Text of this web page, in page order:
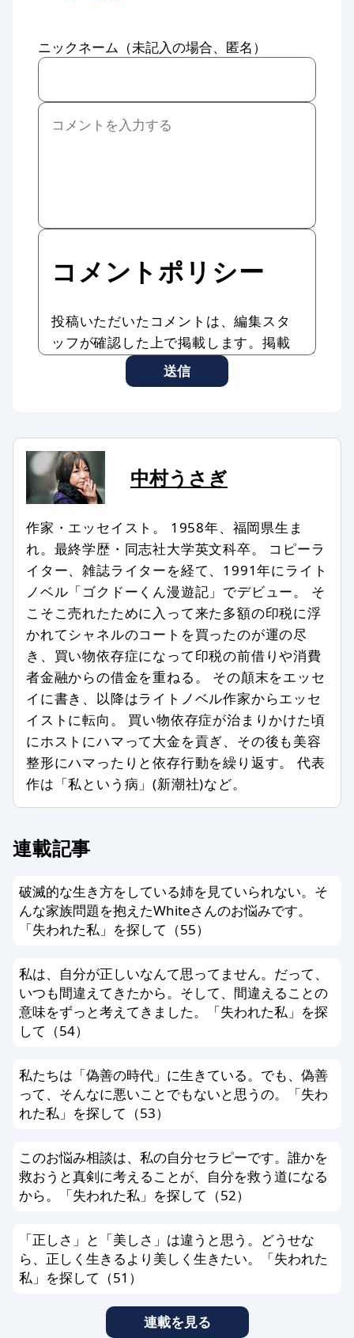
ニックネーム（未記入の場合、匿名）
コメントポリシー
投稿いただいたコメントは、編集スタ
ッフが確認した上で掲載します。掲載
したコメントはAddiction Reportの記
事やサービスに転載、利用する場合が
ッフの判断で修正したり、全部、また
は一部を非掲載とさせていただいたり
する場合もあります。
削除します。
記事との関係が認められない場合
特定の個人、組織を誹謗中傷し、名誉
を傷つける内容を含む場合
第三者の著作権などを侵害する内容を
含む場合
特定の企業や団体、商品の宣伝、販売
促進を主な目的とする場合
事実に反した情報や誤解させる内容を
書いている場合
公序良俗、法令に反した内容の情報を
含む場合
メールアドレス、他サイトへのリンク
がある場合
その他、編集スタッフが不適切と判断
した場合
ます。以上、あらかじめ、ご了承くだ
さい。
送信
中村うさぎ
作家・エッセイスト。 1958年、福岡県生ま
れ。最終学歴・同志社大学英文科卒。 コピーラ
イター、雑誌ライターを経て、1991年にライト
ノベル「ゴクドーくん漫遊記」でデビュー。 そ
こそこ売れたために入って来た多額の印税に浮
かれてシャネルのコートを買ったのが運の尽
き、買い物依存症になって印税の前借りや消費
者金融からの借金を重ねる。 その顛末をエッセ
イに書き、以降はライトノベル作家からエッセ
イストに転向。 買い物依存症が治まりかけた頃
にホストにハマって大金を貢ぎ、その後も美容
整形にハマったりと依存行動を繰り返す。 代表
作は「私という病」(新潮社)など。
連載記事
破滅的な生き方をしている姉を見ていられない。そ
んな家族問題を抱えたWhiteさんのお悩みです。
「失われた私」を探して（55）
私は、自分が正しいなんて思ってません。だって、
いつも間違えてきたから。そして、間違えることの
意味をずっと考えてきました。「失われた私」を探
して（54）
私たちは「偽善の時代」に生きている。でも、偽善
って、そんなに悪いことでもないと思うの。「失わ
れた私」を探して（53）
このお悩み相談は、私の自分セラピーです。誰かを
救おうと真剣に考えることが、自分を救う道になる
から。「失われた私」を探して（52）
「正しさ」と「美しさ」は違うと思う。どうせな
ら、正しく生きるより美しく生きたい。「失われた
私」を探して（51）
連載を見る